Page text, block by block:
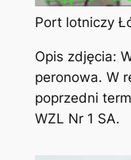
Port lotniczy
Opis zdjęcia:
peronowa. W
poprzedni
WZL Nr 1 SA.